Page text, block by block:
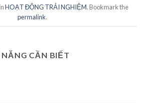
HOẠT ĐỘNG TRẢI NGHIỆM. Bookmark the
permalink.
NĂNG CẦN BIẾT